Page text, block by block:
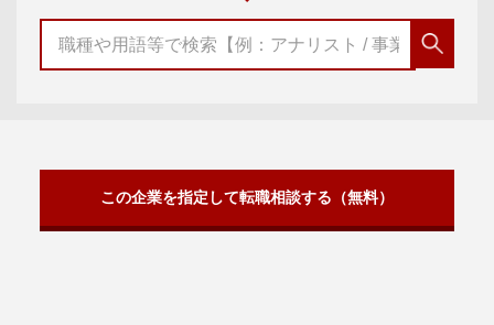
この企業を指定して転職相談する（無料）